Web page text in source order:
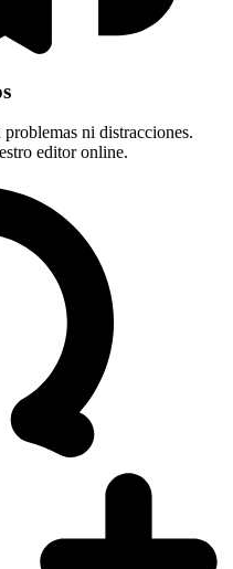
ni distracciones.
editor online.